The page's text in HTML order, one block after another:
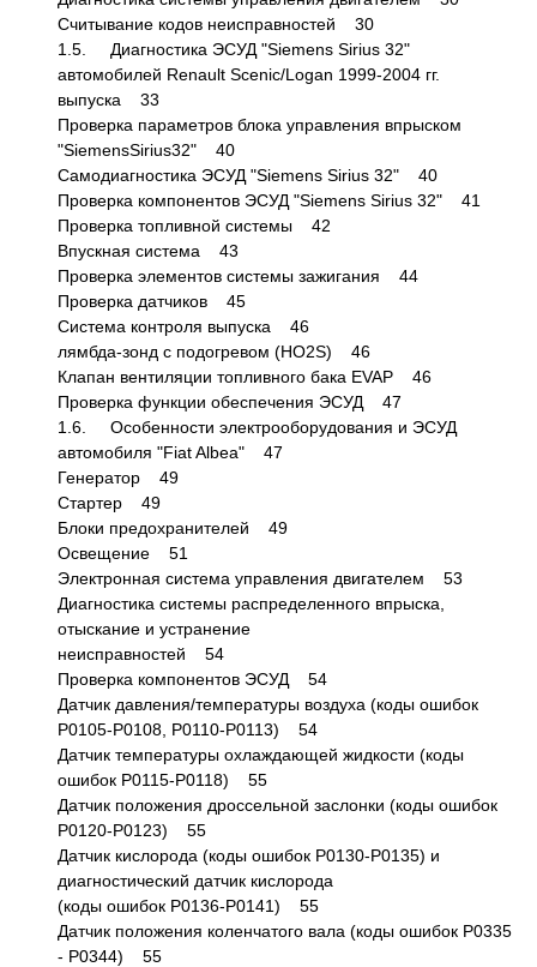
Считывание кодов неисправностей 30
1.5. Диагностика ЭСУД "Siemens Sirius 32"
автомобилей Renault Scenic/Logan 1999-2004 гг.
выпуска 33
Проверка параметров блока управления впрыском
"SiemensSirius32" 40
Самодиагностика ЭСУД "Siemens Sirius 32" 40
Проверка компонентов ЭСУД "Siemens Sirius 32" 41
Проверка топливной системы 42
Впускная система 43
Проверка элементов системы зажигания 44
Проверка датчиков 45
Система контроля выпуска 46
лямбда-зонд с подогревом (HO2S) 46
Клапан вентиляции топливного бака EVAP 46
Проверка функции обеспечения ЭСУД 47
1.6. Особенности электрооборудования и ЭСУД
автомобиля "Fiat Albea" 47
Генератор 49
Стартер 49
Блоки предохранителей 49
Освещение 51
Электронная система управления двигателем 53
Диагностика системы распределенного впрыска,
отыскание и устранение
неисправностей 54
Проверка компонентов ЭСУД 54
Датчик давления/температуры воздуха (коды ошибок
Р0105-Р0108, Р0110-Р0113) 54
Датчик температуры охлаждающей жидкости (коды
ошибок Р0115-Р0118) 55
Датчик положения дроссельной заслонки (коды ошибок
Р0120-Р0123) 55
Датчик кислорода (коды ошибок Р0130-Р0135) и
диагностический датчик кислорода
(коды ошибок Р0136-Р0141) 55
Датчик положения коленчатого вала (коды ошибок Р0335
- Р0344) 55